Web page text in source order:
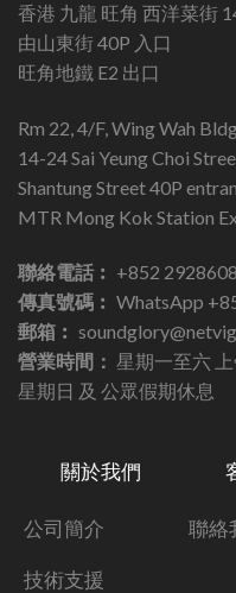
香港 九龍 旺角 西洋菜街
由山東街 40P 入口
旺角地鐵 E2 出口
Rm 22, 4/F, Wing Wah
14-24 Sai Yeung Choi
Shantung Street 40P
MTR Mong Kok Station
聯絡電話︰ +852
傳真號碼︰ WhatsApp
郵箱︰
營業時間： 星期一至六
星期日 及 公眾假期休息
關於我們
公司簡介
技術支援
聯絡